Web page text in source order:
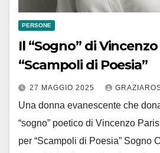
PERSONE
Il “Sogno” di
“Scampoli di Poesia”
27 MAGGIO 2025
Una donna evanescente che
“sogno” poetico di Vincenzo
per “Scampoli di Poesia” Sogno